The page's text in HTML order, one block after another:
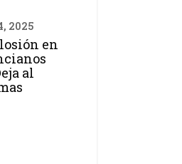
2025
en
al